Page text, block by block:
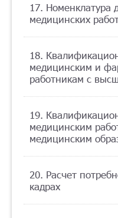
17. Номенклатура
медицинских
18.
медицинским и
работникам с
19.
медицинским
медицинским
20. Расчет
кадрах